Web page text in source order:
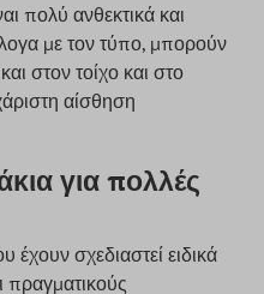
πολύ ανθεκτικά και
με τον τύπο, μπορούν
στον τοίχο και στο
αίσθηση
για πολλές
έχουν σχεδιαστεί ειδικά
πραγματικούς